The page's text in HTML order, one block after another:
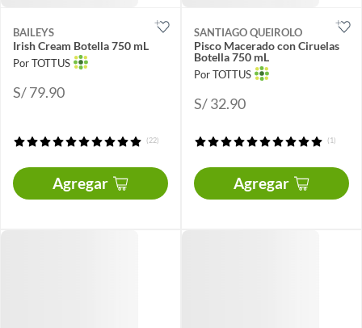
BAILEYS
Irish Cream Botella 750 mL
Por TOTTUS
S/ 79.90
(22)
Agregar
SANTIAGO QUEIROLO
Pisco Macerado con Ciruelas
Botella 750 mL
Por TOTTUS
S/ 32.90
(1)
Agregar